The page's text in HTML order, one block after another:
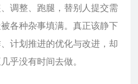
调整、跑腿，替别人提交需
各种杂事填满。真正该静下
计划推进的优化与改进，却
乎没有时间去做。